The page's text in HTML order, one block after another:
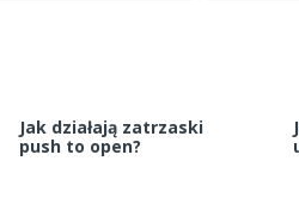
Jak działają zatrzaski
push to open?